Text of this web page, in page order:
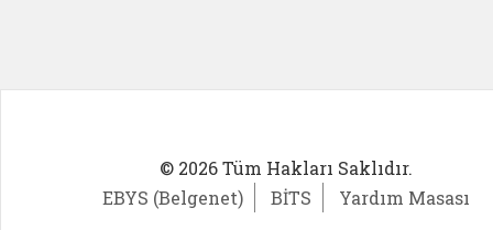
© 2026 Tüm Hakları Saklıdır.
EBYS (Belgenet)
BİTS Yardım Masası